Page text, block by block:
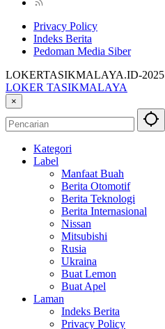
Privacy Policy
Indeks Berita
Pedoman Media Siber
LOKERTASIKMALAYA.ID-2025
LOKER TASIKMALAYA
Info
Lowongan
Kerja
Sekitarna
×
Kategori
Label
Manfaat Buah
Berita Otomotif
Berita Teknologi
Berita Internasional
Nissan
Mitsubishi
Rusia
Ukraina
Buat Lemon
Buat Apel
Laman
Indeks Berita
Privacy Policy